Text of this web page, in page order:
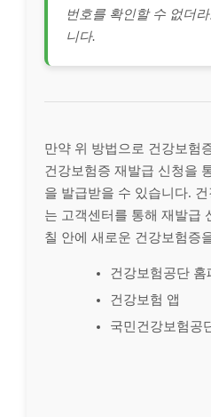
번호를 확인할 수 없더
니다.
만약 위 방법으로 건강보험
건강보험증 재발급 신청을
을 발급받을 수 있습니다.
는 고객센터를 통해 재발급
칠 안에 새로운 건강보험증
건강보험공단 홈
건강보험 앱
국민건강보험공